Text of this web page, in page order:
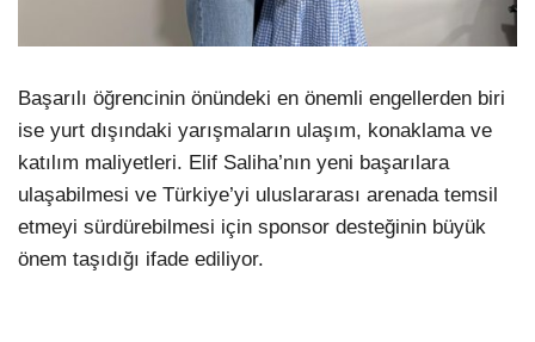
Başarılı öğrencinin önündeki en önemli engellerden biri
ise yurt dışındaki yarışmaların ulaşım, konaklama ve
katılım maliyetleri. Elif Saliha’nın yeni başarılara
ulaşabilmesi ve Türkiye’yi uluslararası arenada temsil
etmeyi sürdürebilmesi için sponsor desteğinin büyük
önem taşıdığı ifade ediliyor.